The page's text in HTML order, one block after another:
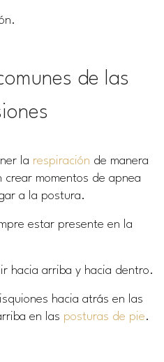
de las
la respiración de manera
momentos de apnea
a la postura.
estar presente en la
hacia arriba y hacia dentro.
hacia atrás en las
en las posturas de pie.